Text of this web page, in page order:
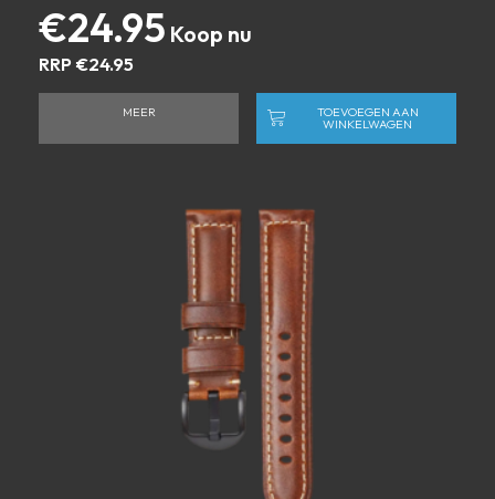
€24.95
RRP €24.95
MEER TOEVOEGEN AAN
WINKELWAGEN